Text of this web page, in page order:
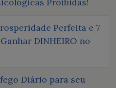
Perfeita e 7
DINHEIRO no
Diário para seu